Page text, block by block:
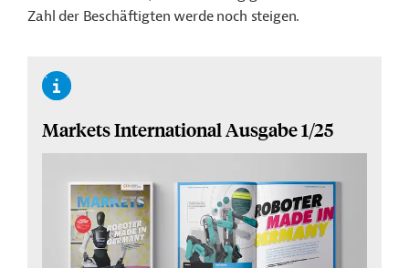
Zahl der Beschäftigten werde noch steigen.
Markets International Ausgabe 1/25